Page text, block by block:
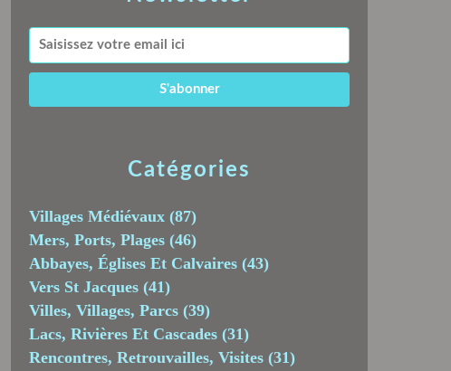
Catégories
Villages Médiévaux (87)
Mers, Ports, Plages (46)
Abbayes, Églises Et Calvaires (43)
Vers St Jacques (41)
Villes, Villages, Parcs (39)
Lacs, Rivières Et Cascades (31)
Rencontres, Retrouvailles, Visites (31)